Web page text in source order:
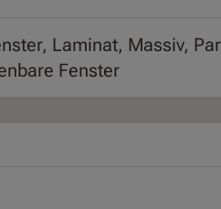
Laminat Massiv
Fenster